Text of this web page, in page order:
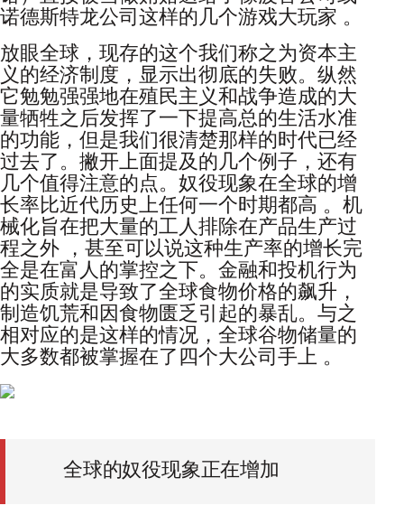
诺德斯特龙公司这样的几个游戏大玩家 。
放眼全球，现存的这个我们称之为资本主
义的经济制度，显示出彻底的失败。纵然
它勉勉强强地在殖民主义和战争造成的大
量牺牲之后发挥了一下提高总的生活水准
的功能，但是我们很清楚那样的时代已经
过去了。撇开上面提及的几个例子，还有
几个值得注意的点。奴役现象在全球的增
长率比近代历史上任何一个时期都高 。机
械化旨在把大量的工人排除在产品生产过
程之外 ，甚至可以说这种生产率的增长完
全是在富人的掌控之下。金融和投机行为
的实质就是导致了全球食物价格的飙升，
制造饥荒和因食物匮乏引起的暴乱。与之
相对应的是这样的情况，全球谷物储量的
大多数都被掌握在了四个大公司手上 。
全球的奴役现象正在增加